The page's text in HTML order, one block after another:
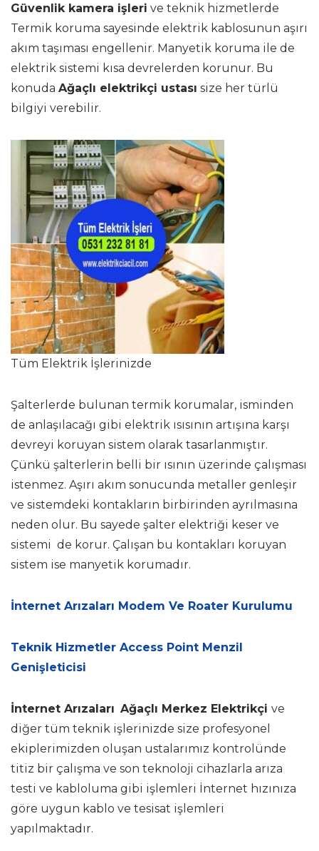
Güvenlik kamera işleri ve teknik hizmetlerde
Termik koruma sayesinde elektrik kablosunun aşırı
akım taşıması engellenir. Manyetik koruma ile de
elektrik sistemi kısa devrelerden korunur. Bu
konuda Ağaçlı elektrikçi ustası size her türlü
bilgiyi verebilir.
Tüm Elektrik İşlerinizde
Şalterlerde bulunan termik korumalar, isminden
de anlaşılacağı gibi elektrik ısısının artışına karşı
devreyi koruyan sistem olarak tasarlanmıştır.
Çünkü şalterlerin belli bir ısının üzerinde çalışması
istenmez. Aşırı akım sonucunda metaller genleşir
ve sistemdeki kontakların birbirinden ayrılmasına
neden olur. Bu sayede şalter elektriği keser ve
sistemi de korur. Çalışan bu kontakları koruyan
sistem ise manyetik korumadır.
İnternet Arızaları Modem Ve Roater Kurulumu
Teknik Hizmetler Access Point Menzil
Genişleticisi
İnternet Arızaları Ağaçlı Merkez Elektrikçi ve
diğer tüm teknik işlerinizde size profesyonel
ekiplerimizden oluşan ustalarımız kontrolünde
titiz bir çalışma ve son teknoloji cihazlarla arıza
testi ve kabloluma gibi işlemleri İnternet hızınıza
göre uygun kablo ve tesisat işlemleri
yapılmaktadır.